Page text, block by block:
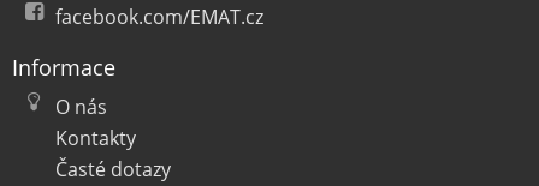
facebook.com/EMAT.cz
Informace
O nás
Kontakty
Časté dotazy